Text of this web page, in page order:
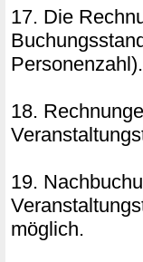
17. Die
Personenzahl).
18.
19.
möglich.